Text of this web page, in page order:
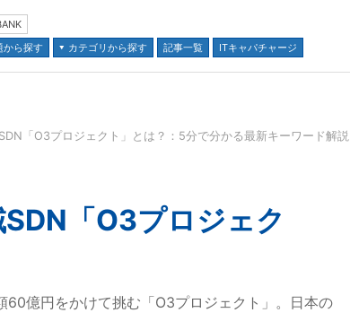
から探す
カテゴリから探す 記事一覧 ITキャパチャージ
並び順：
「O3プロジェクト」とは？：5分で分かる最新キーワード解説
「O3プロジェク
億円をかけて挑む「O3プロジェクト」。日本の